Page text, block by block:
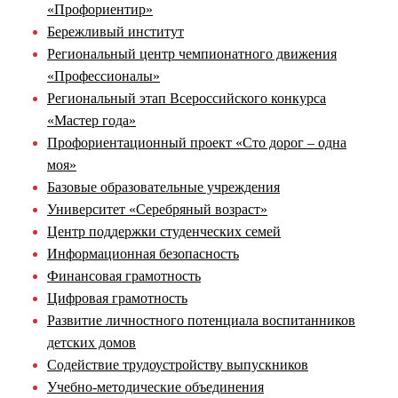
«Профориентир»
Бережливый институт
Региональный центр чемпионатного движения
«Профессионалы»
Региональный этап Всероссийского конкурса
«Мастер года»
Профориентационный проект «Сто дорог – одна
моя»
Базовые образовательные учреждения
Университет «Серебряный возраст»
Центр поддержки студенческих семей
Информационная безопасность
Финансовая грамотность
Цифровая грамотность
Развитие личностного потенциала воспитанников
детских домов
Содействие трудоустройству выпускников
Учебно-методические объединения